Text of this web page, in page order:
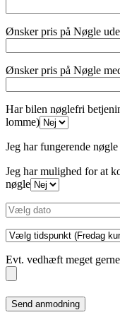
Ønsker pris på Nøgle
Ønsker pris på Nøgle
Har bilen nøglefri
lomme)
Jeg har fungerende
Jeg har mulighed for at
nøgle
Evt. vedhæft meget
Please
leave